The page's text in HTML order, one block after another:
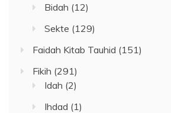
Bidah (12)
Sekte (129)
Faidah Kitab Tauhid (151)
Fikih (291)
Idah (2)
Ihdad (1)